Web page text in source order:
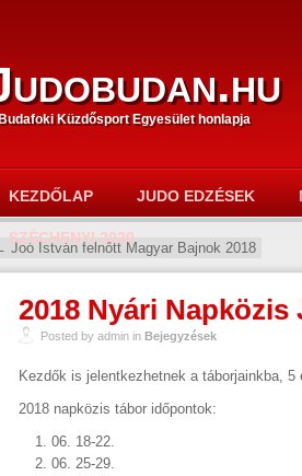
Budafoki Küzdősport Egyesület honlapja
KEZDŐLAP JUDO EDZÉSEK
SZÉCHENYI 2020
Joó István felnőtt Magyar Bajnok 2018
2018 Nyári
Posted by admin in Bejegyzések
Kezdők is jelentkezhetnek a táborjainkba, 5
2018 napközis tábor időpontok:
06. 18-22.
06. 25-29.